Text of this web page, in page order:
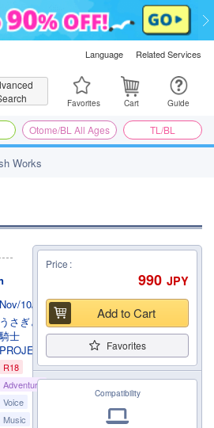
Language Related Services
Favorites Cart Guide
Otome/BL All Ages TL/BL
Works
Nov/10/2015
うさぎと黒
騎士
PROJECT
R18
Adventure
Voice
Music
Price
990 JPY
Add to Cart
Favorites
Compatibility